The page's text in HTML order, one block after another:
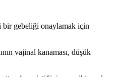
bir gebeliği onaylamak için
vajinal kanaması, düşük